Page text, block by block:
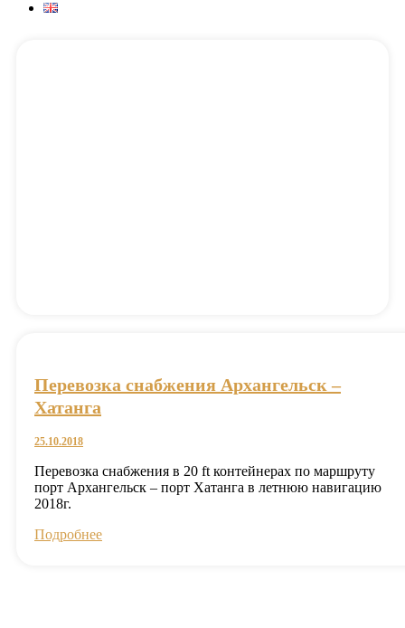
Перевозка снабжения Архангельск –
Хатанга
25.10.2018
Перевозка снабжения в 20 ft контейнерах по маршруту
порт Архангельск – порт Хатанга в летнюю навигацию
2018г.
Подробнее